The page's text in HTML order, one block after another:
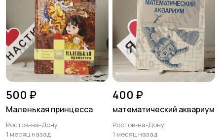
500 ₽
Маленькая принцесса
Ростов-на-Дону
1 месяц назад
400 ₽
математический аквариум
Ростов-на-Дону
1 месяц назад